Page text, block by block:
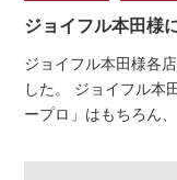
ジョイフル本田様
ジョイフル本田様各
した。 ジョイフル本
ープロ」はもちろん